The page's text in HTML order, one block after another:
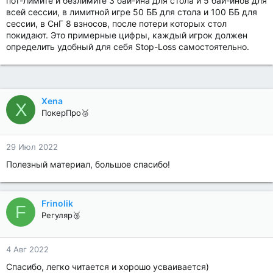
всей сессии, в лимитной игре 50 ББ для стола и 100 ББ для
сессии, в СнГ 8 взносов, после потери которых стол
покидают. Это примерные цифры, каждый игрок должен
определить удобный для себя Stop-Loss самостоятельно.
X Xena
ПокерПро🥈
29 Июл 2022
Полезный материал, большое спасибо!
F Frinolik
Регуляр🥉
4 Авг 2022
Спасибо, легко читается и хорошо усваивается)